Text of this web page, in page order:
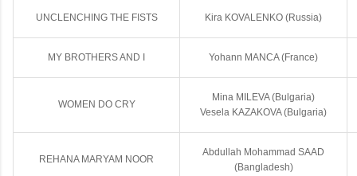
UNCLENCHING THE FISTS Kira KOVALENKO (Russia)
MY BROTHERS AND I Yohann MANCA (France)
WOMEN DO CRY
Mina MILEVA (Bulgaria)
Vesela KAZAKOVA (Bulgaria)
REHANA MARYAM NOOR
Abdullah Mohammad SAAD
(Bangladesh)